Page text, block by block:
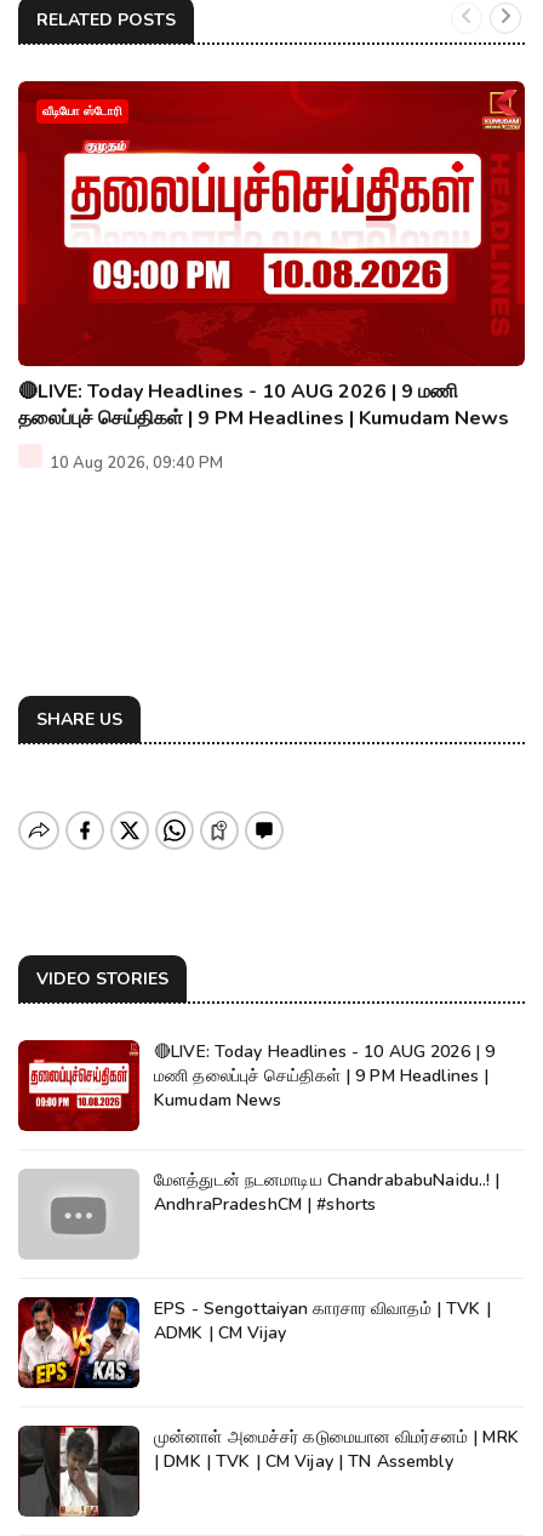
RELATED POSTS
வீடியோ ஸ்டோரி
🔴LIVE: Today Headlines - 10 AUG 2026 | 9 மணி
தலைப்புச் செய்திகள் | 9 PM Headlines | Kumudam News
10 Aug 2026, 09:40 PM
SHARE US
VIDEO STORIES
🔴LIVE: Today Headlines - 10 AUG 2026 | 9
மணி தலைப்புச் செய்திகள் | 9 PM Headlines |
Kumudam News
மேளத்துடன் நடனமாடிய ChandrababuNaidu..! |
AndhraPradeshCM | #shorts
EPS - Sengottaiyan காரசார விவாதம் | TVK |
ADMK | CM Vijay
முன்னாள் அமைச்சர் கடுமையான விமர்சனம் | MRK
| DMK | TVK | CM Vijay | TN Assembly